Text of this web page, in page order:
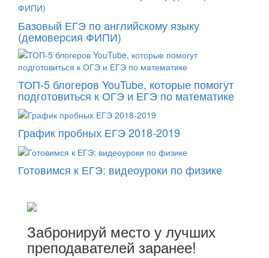
Базовый ЕГЭ по английскому языку
(демоверсия ФИПИ)
ТОП-5 блогеров YouTube, которые помогут
подготовиться к ОГЭ и ЕГЭ по математике
График пробных ЕГЭ 2018-2019
Готовимся к ЕГЭ: видеоуроки по физике
Забронируй место у лучших
преподавателей заранее!